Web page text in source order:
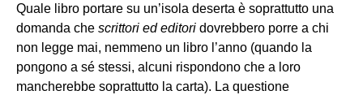
Quale libro portare su un’isola deserta è soprattutto una
domanda che scrittori ed editori dovrebbero porre a chi
non legge mai, nemmeno un libro l’anno (quando la
pongono a sé stessi, alcuni rispondono che a loro
mancherebbe soprattutto la carta). La questione